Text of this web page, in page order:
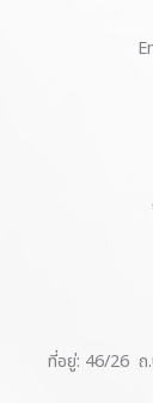
ที่อยู่: 46/26 ถ.